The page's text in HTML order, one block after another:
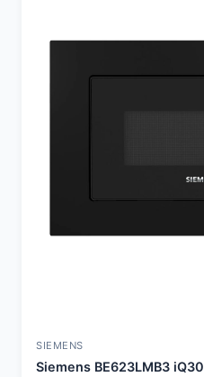
SIEMENS
Siemens BE623LMB3